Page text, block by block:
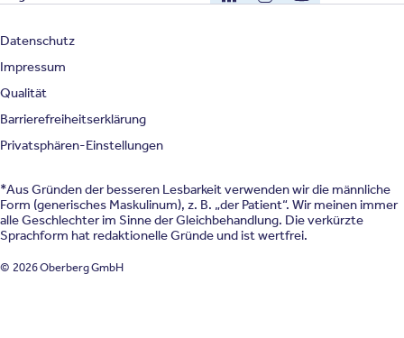
Datenschutz
Impressum
Qualität
Barrierefreiheitserklärung
Privatsphären-Einstellungen
*Aus Gründen der besseren Lesbarkeit verwenden wir die männliche
Form (generisches Maskulinum), z. B. „der Patient“. Wir meinen immer
alle Geschlechter im Sinne der Gleichbehandlung. Die verkürzte
Sprachform hat redaktionelle Gründe und ist wertfrei.
© 2026 Oberberg GmbH